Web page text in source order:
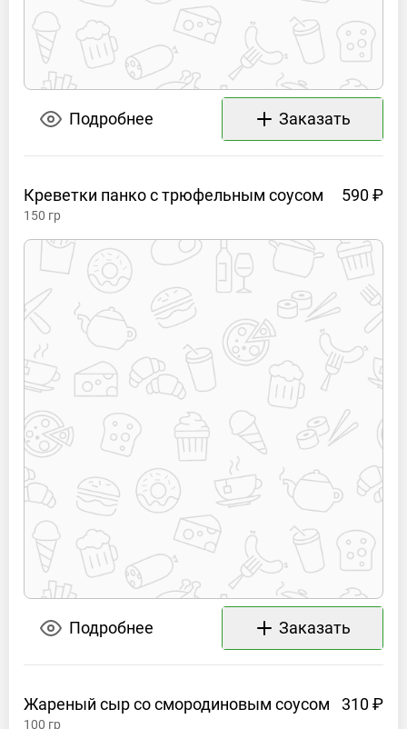
Подробнее Заказать
Креветки панко с трюфельным соусом 590 ₽
150 гр
Подробнее Заказать
Жареный сыр со смородиновым соусом 310 ₽
100 гр